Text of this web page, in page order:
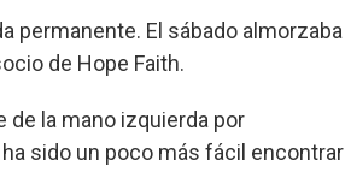
permanente. El sábado almorzaba
de Hope Faith.
de la mano izquierda por
sido un poco más fácil encontrar